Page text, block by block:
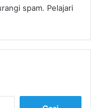
spam. Pelajari